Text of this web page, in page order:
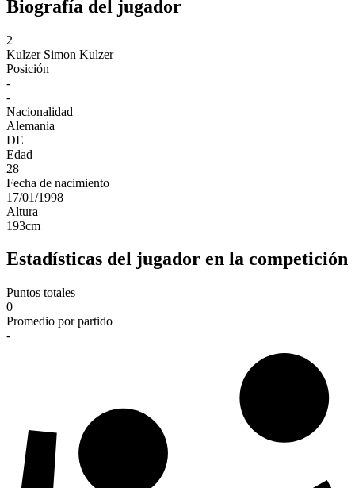
Biografía del jugador
2
Kulzer Simon Kulzer
Posición
-
-
Nacionalidad
Alemania
DE
Edad
28
Fecha de nacimiento
17/01/1998
Altura
193cm
Estadísticas del jugador en la competición
Puntos totales
0
Promedio por partido
-